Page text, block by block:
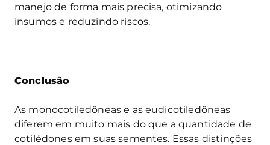
manejo de forma mais precisa, otimizando
insumos e reduzindo riscos.
Conclusão
As monocotiledôneas e as eudicotiledôneas
diferem em muito mais do que a quantidade de
cotilédones em suas sementes. Essas distinções